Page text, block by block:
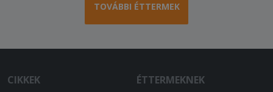
TOVÁBBI ÉTTERMEK
CIKKEK
ÉTTERMEKNEK